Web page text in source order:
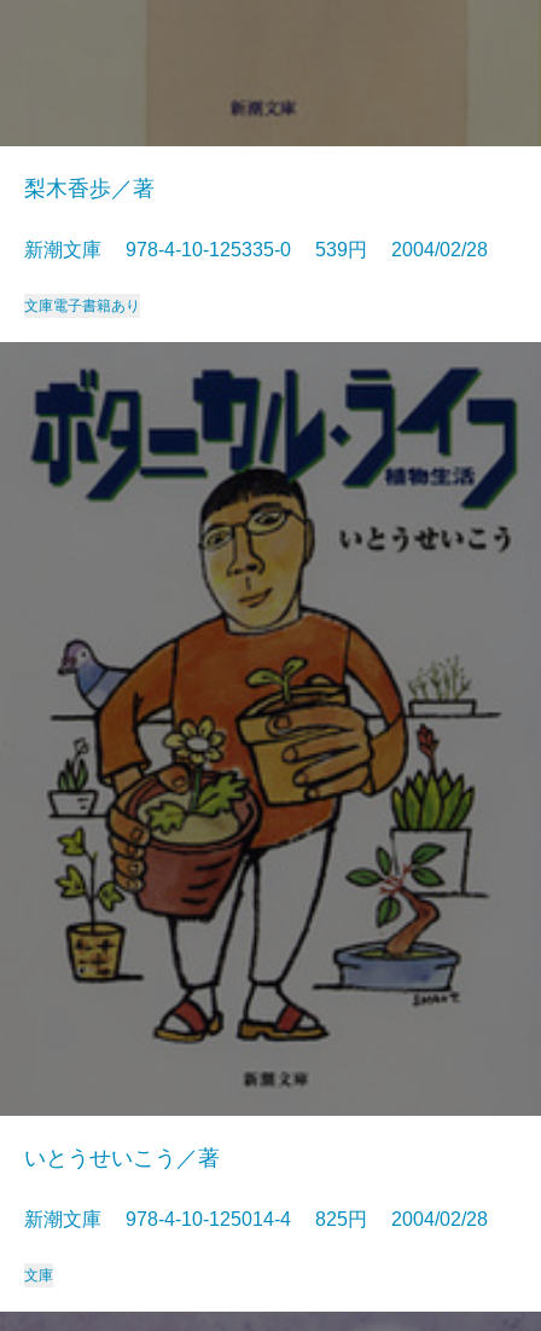
梨木香歩／著
新潮文庫 978-4-10-125335-0 539円 2004/02/28
文庫電子書籍あり
いとうせいこう／著
新潮文庫 978-4-10-125014-4 825円 2004/02/28
文庫